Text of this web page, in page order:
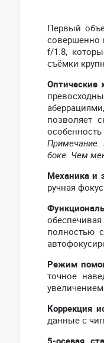
Первый
совершенно
f/1.8,
съёмки
Оптические
позволяет
особенность
Примечание:
боке. Чем
Механика и
ручная
полностью
Режим
точное
Коррекция
данные с
5-осевая